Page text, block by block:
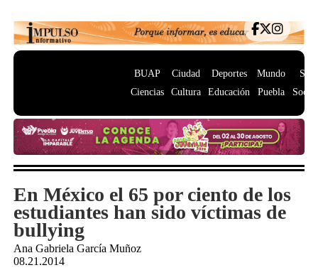
BUAP
Ciencias
Ciudad
Cultura
Deportes
Educación
Mundo
Puebla
En México el 65 por ciento de los
estudiantes han sido víctimas de
bullying
Ana Gabriela García Muñoz
08.21.2014